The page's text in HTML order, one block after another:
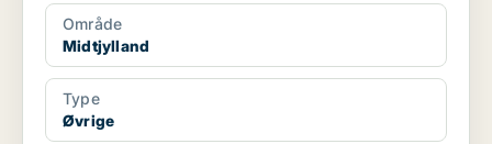
Område
Midtjylland
Type
Øvrige